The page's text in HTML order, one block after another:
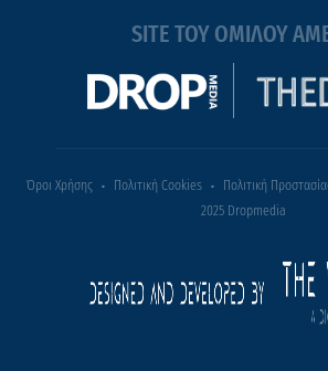
SITE ΤΟΥ ΟΜΙΛΟΥ
Όροι Χρήσης Πολιτική Cookies Πολιτική
2025 Dropmedia